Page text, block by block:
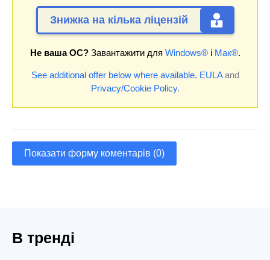
Знижка на кілька ліцензій
Не ваша ОС?Завантажити для Windows®і Мак®.
See additional offer below where available. EULAand
Privacy/Cookie Policy.
Показати форму коментарів (0)
В тренді